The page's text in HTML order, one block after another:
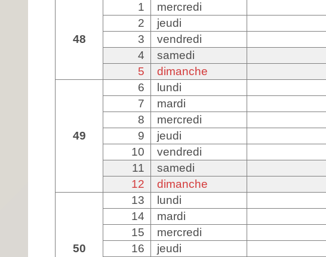
48
1
mercredi
2
jeudi
3
vendredi
4
samedi
5
dimanche
49
6
lundi
7
mardi
8
mercredi
9
jeudi
10
vendredi
11
samedi
12
dimanche
50
13
lundi
14
mardi
15
mercredi
16
jeudi